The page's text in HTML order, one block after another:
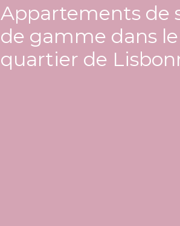
Appartements de
de gamme dans
quartier de